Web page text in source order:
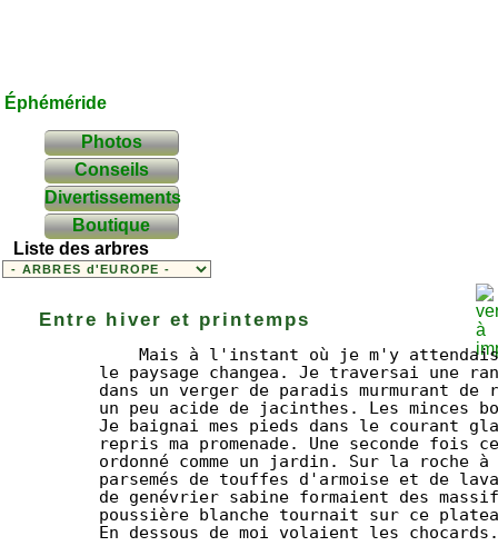
Éphéméride
Photos
Conseils
Divertissements
Boutique
Liste des arbres
Entre hiver et printemps
le paysage changea. Je traversai une
dans un verger de paradis murmurant de
un peu acide de jacinthes. Les minces
Je baignai mes pieds dans le courant
repris ma promenade. Une seconde fois
ordonné comme un jardin. Sur la roche
parsemés de touffes d'armoise et de
de genévrier sabine formaient des
poussière blanche tournait sur ce
En dessous de moi volaient les